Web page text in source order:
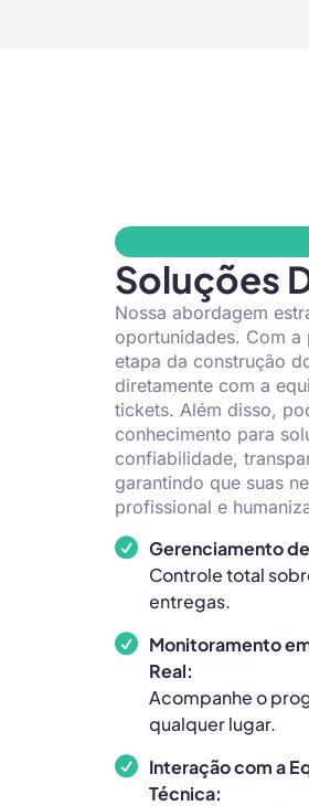
Soluções
Nossa abordagem
oportunidades. Com a
etapa da construção
diretamente com a
tickets. Além disso,
conhecimento para
confiabilidade,
garantindo que suas
profissional e
Gerenciamento
Controle total
entregas.
Monitoramento
Real:
Acompanhe o
qualquer lugar.
Interação com a
Técnica: